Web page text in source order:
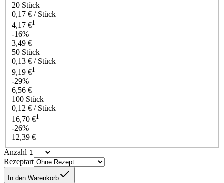
20 Stück
0,17 € / Stück
4,17 €1
-16%
3,49 €
50 Stück
0,13 € / Stück
9,19 €1
-29%
6,56 €
100 Stück
0,12 € / Stück
16,70 €1
-26%
12,39 €
Anzahl
Rezeptart
In den Warenkorb